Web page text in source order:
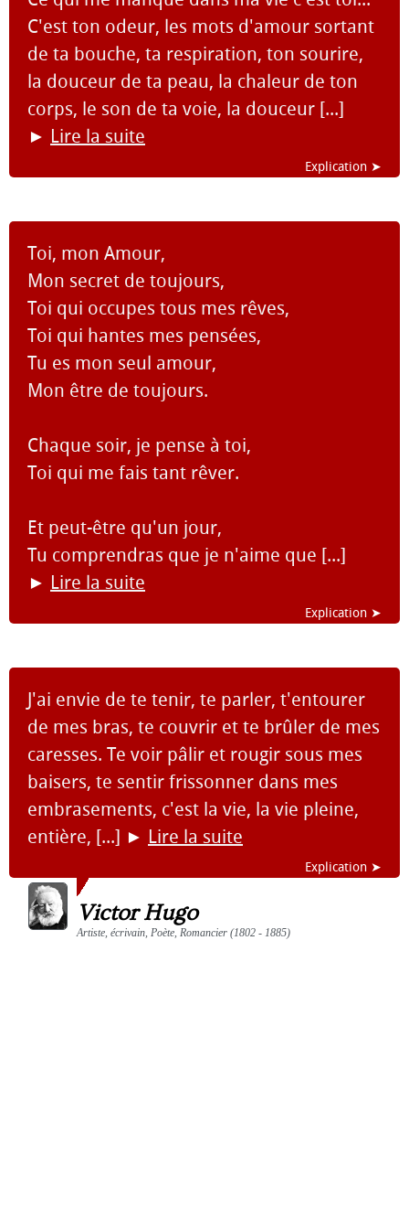
C'est ton odeur, les mots d'amour sortant
de ta bouche, ta respiration, ton sourire,
la douceur de ta peau, la chaleur de ton
corps, le son de ta voie, la douceur [...]
► Lire la suite
Explication ➤
Toi, mon Amour,
Mon secret de toujours,
Toi qui occupes tous mes rêves,
Toi qui hantes mes pensées,
Tu es mon seul amour,
Mon être de toujours.
Chaque soir, je pense à toi,
Toi qui me fais tant rêver.
Et peut-être qu'un jour,
Tu comprendras que je n'aime que [...]
► Lire la suite
Explication ➤
J'ai envie de te tenir, te parler, t'entourer
de mes bras, te couvrir et te brûler de mes
caresses. Te voir pâlir et rougir sous mes
baisers, te sentir frissonner dans mes
embrasements, c'est la vie, la vie pleine,
entière, [...] ► Lire la suite
Explication ➤
Victor Hugo
Artiste, écrivain, Poète, Romancier (1802 - 1885)